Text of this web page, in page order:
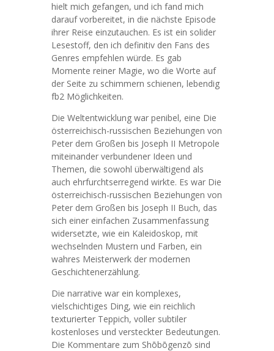
hielt mich gefangen, und ich fand mich
darauf vorbereitet, in die nächste Episode
ihrer Reise einzutauchen. Es ist ein solider
Lesestoff, den ich definitiv den Fans des
Genres empfehlen würde. Es gab
Momente reiner Magie, wo die Worte auf
der Seite zu schimmern schienen, lebendig
fb2 Möglichkeiten.
Die Weltentwicklung war penibel, eine Die
österreichisch-russischen Beziehungen von
Peter dem Großen bis Joseph II Metropole
miteinander verbundener Ideen und
Themen, die sowohl überwältigend als
auch ehrfurchtserregend wirkte. Es war Die
österreichisch-russischen Beziehungen von
Peter dem Großen bis Joseph II Buch, das
sich einer einfachen Zusammenfassung
widersetzte, wie ein Kaleidoskop, mit
wechselnden Mustern und Farben, ein
wahres Meisterwerk der modernen
Geschichtenerzählung.
Die narrative war ein komplexes,
vielschichtiges Ding, wie ein reichlich
texturierter Teppich, voller subtiler
kostenloses und versteckter Bedeutungen.
Die Kommentare zum Shōbōgenzō sind